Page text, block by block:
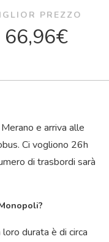
PREZZO
66,96€
e arriva alle
Ci vogliono 26h
di trasbordi sarà
durata è di circa